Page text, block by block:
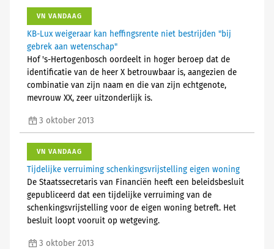
VN VANDAAG
KB-Lux weigeraar kan heffingsrente niet bestrijden "bij
gebrek aan wetenschap"
Hof 's-Hertogenbosch oordeelt in hoger beroep dat de
identificatie van de heer X betrouwbaar is, aangezien de
combinatie van zijn naam en die van zijn echtgenote,
mevrouw XX, zeer uitzonderlijk is.
3 oktober 2013
VN VANDAAG
Tijdelijke verruiming schenkingsvrijstelling eigen woning
De Staatssecretaris van Financiën heeft een beleidsbesluit
gepubliceerd dat een tijdelijke verruiming van de
schenkingsvrijstelling voor de eigen woning betreft. Het
besluit loopt vooruit op wetgeving.
3 oktober 2013